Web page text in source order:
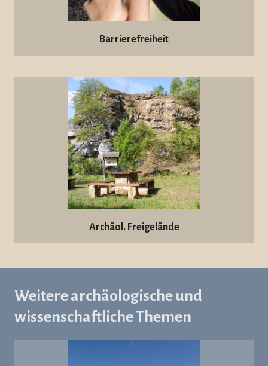
Barrierefreiheit
Archäol. Freigelände
Weitere archäologische und
wissenschaftliche Themen